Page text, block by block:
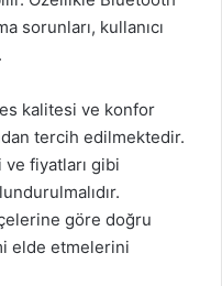
sorunları, kullanıcı
kalitesi ve konfor
tercih edilmektedir.
ve fiyatları gibi
göre doğru
elde etmelerini